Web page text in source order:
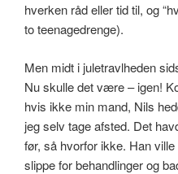
hverken råd eller tid til, og
to teenagedrenge).
Men midt i juletravlheden
Nu skulle det være – igen!
hvis ikke min mand, Nils
jeg selv tage afsted. Det
før, så hvorfor ikke. Han
slippe for behandlinger og